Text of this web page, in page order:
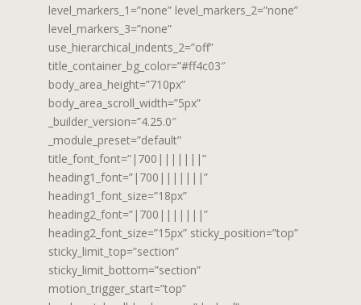
level_markers_1=”none” level_markers_2=”none”
level_markers_3=”none”
use_hierarchical_indents_2=”off”
title_container_bg_color=”#ff4c03″
body_area_height=”710px”
body_area_scroll_width=”5px”
_builder_version=”4.25.0″
_module_preset=”default”
title_font_font=”|700|||||||”
heading1_font=”|700|||||||”
heading1_font_size=”18px”
heading2_font=”|700|||||||”
heading2_font_size=”15px” sticky_position=”top”
sticky_limit_top=”section”
sticky_limit_bottom=”section”
motion_trigger_start=”top”